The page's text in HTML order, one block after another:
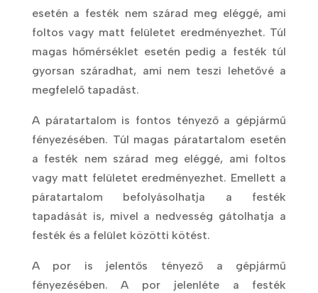
esetén a festék nem szárad meg eléggé, ami
foltos vagy matt felületet eredményezhet. Túl
magas hőmérséklet esetén pedig a festék túl
gyorsan száradhat, ami nem teszi lehetővé a
megfelelő tapadást.
A páratartalom is fontos tényező a gépjármű
fényezésében. Túl magas páratartalom esetén
a festék nem szárad meg eléggé, ami foltos
vagy matt felületet eredményezhet. Emellett a
páratartalom befolyásolhatja a festék
tapadását is, mivel a nedvesség gátolhatja a
festék és a felület közötti kötést.
A por is jelentős tényező a gépjármű
fényezésében. A por jelenléte a festék